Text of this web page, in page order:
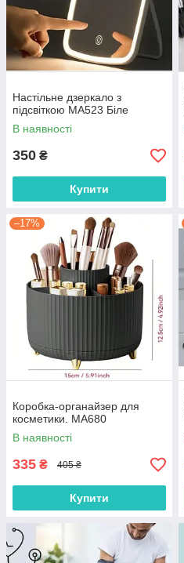
Настільне дзеркало з
підсвіткою MA523 Біле
В наявності
350 ₴
Купити
–17%
Коробка-органайзер для
косметики. MA680
В наявності
335 ₴ 405 ₴
Купити